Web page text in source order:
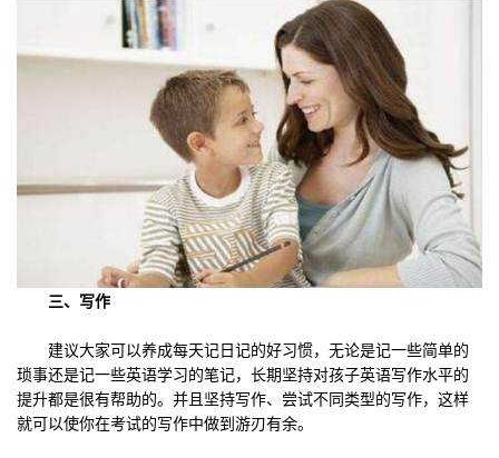
三、写作
建议大家可以养成每天记日记的好习惯，无论是记一些简单的
琐事还是记一些英语学习的笔记，长期坚持对孩子英语写作水平的
提升都是很有帮助的。并且坚持写作、尝试不同类型的写作，这样
就可以使你在考试的写作中做到游刃有余。